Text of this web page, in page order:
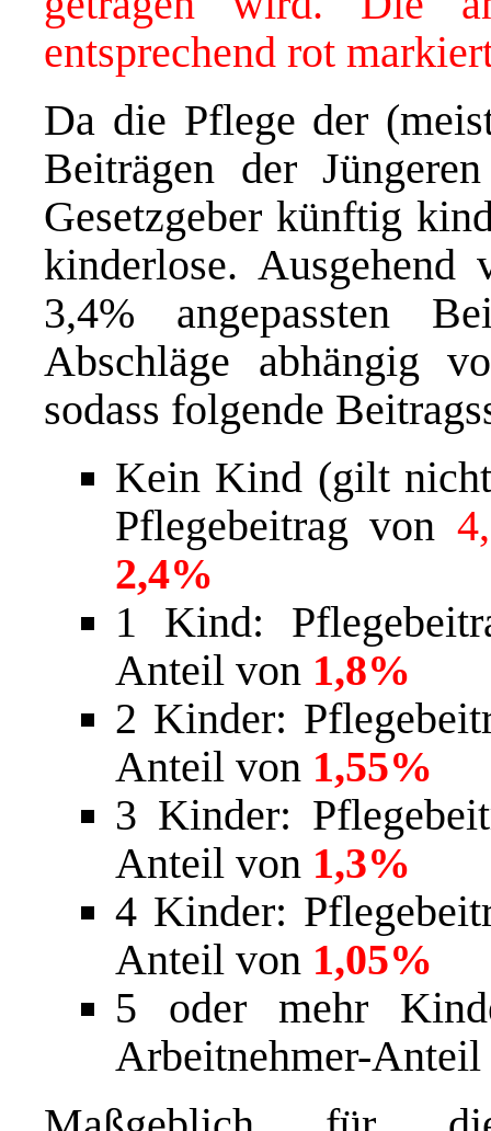
entsprechend rot
Da die Pflege der
Beiträgen der
Gesetzgeber künftig
kinderlose.
3,4% angepassten
Abschläge abhängig
sodass folgende
Kein Kind (gilt
Pflegebeitrag von
2,4%
1 Kind:
Anteil von 1,8%
2 Kinder:
Anteil von 1,55%
3 Kinder:
Anteil von 1,3%
4 Kinder:
Anteil von 1,05%
5 oder mehr
Arbeitnehmer-